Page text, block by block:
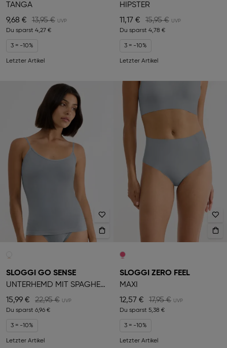
TANGA
9,68 €
13,95 €
Du sparst 4,27 €
3 = -10%
Letzter Artikel
HIPSTER
11,17 €
15,95 €
Du sparst 4,78 €
3 = -10%
Letzter Artikel
SLOGGI GO SENSE
UNTERHEMD MIT SPAGHETTITRÄGERN
15,99 €
22,95 €
Du sparst 6,96 €
3 = -10%
Letzter Artikel
SLOGGI ZERO FEEL
MAXI
12,57 €
17,95 €
Du sparst 5,38 €
3 = -10%
Letzter Artikel